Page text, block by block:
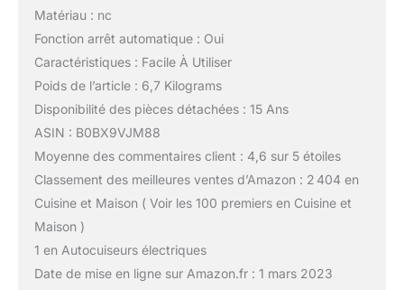
Matériau : nc
Fonction arrêt automatique : Oui
Caractéristiques : Facile À Utiliser
Poids de l’article : 6,7 Kilograms
Disponibilité des pièces détachées : 15 Ans
ASIN : B0BX9VJM88
Moyenne des commentaires client : 4,6 sur 5 étoiles
Classement des meilleures ventes d’Amazon : 2 404 en
Cuisine et Maison ( Voir les 100 premiers en Cuisine et
Maison )
1 en Autocuiseurs électriques
Date de mise en ligne sur Amazon.fr : 1 mars 2023